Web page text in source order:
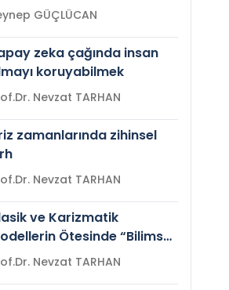
Zeynep GÜÇLÜCAN
zeka çağında insan
koruyabilmek
Prof.Dr. Nevzat TARHAN
zamanlarında zihinsel
Prof.Dr. Nevzat TARHAN
ve Karizmatik
Ötesinde “Bilimsel
Prof.Dr. Nevzat TARHAN